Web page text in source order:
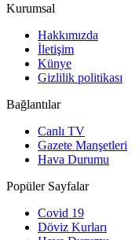
Kurumsal
Hakkımızda
İletişim
Künye
Gizlilik politikası
Bağlantılar
Canlı TV
Gazete Manşetleri
Hava Durumu
Popüler Sayfalar
Covid 19
Döviz Kurları